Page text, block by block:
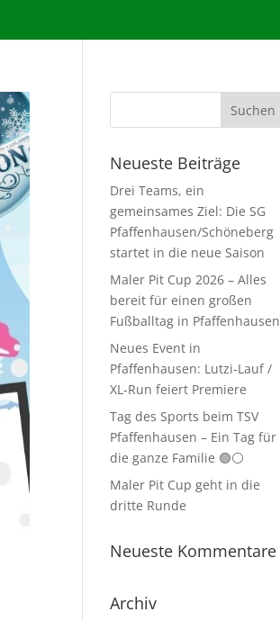
Neueste Beiträge
Drei Teams, ein
gemeinsames Ziel: Die SG
Pfaffenhausen/Schöneberg
startet in die neue Saison
Maler Pit Cup 2026 – Alles
bereit für einen großen
Fußballtag in Pfaffenhausen
Neues Event in
Pfaffenhausen: Lutzi-Lauf /
XL-Run feiert Premiere
Tag des Sports beim TSV
Pfaffenhausen – Ein Tag für
die ganze Familie 🟢⚪
Maler Pit Cup geht in die
dritte Runde
Neueste Kommentare
Archiv